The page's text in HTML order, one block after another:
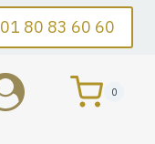
01 80 83 60 60
0